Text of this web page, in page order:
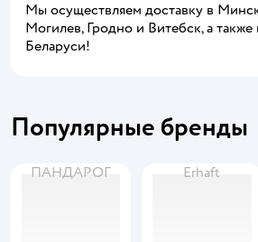
Мы осуществляем доставку в
Могилев, Гродно и Витебск, а
Беларуси!
Популярные бренды
ПАНДАРОГ Erhaft